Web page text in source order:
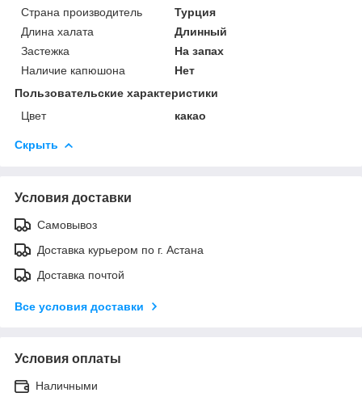
Страна производитель
Турция
Длина халата
Длинный
Застежка
На запах
Наличие капюшона
Нет
Пользовательские характеристики
Цвет
какао
Скрыть
Условия доставки
Самовывоз
Доставка курьером по г. Астана
Доставка почтой
Все условия доставки
Условия оплаты
Наличными